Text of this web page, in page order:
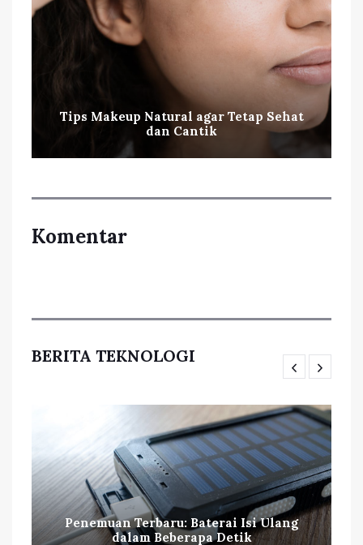
Tips Makeup Natural agar Tetap Sehat
dan Cantik
Komentar
BERITA TEKNOLOGI
Penemuan Terbaru: Baterai Isi Ulang
dalam Beberapa Detik